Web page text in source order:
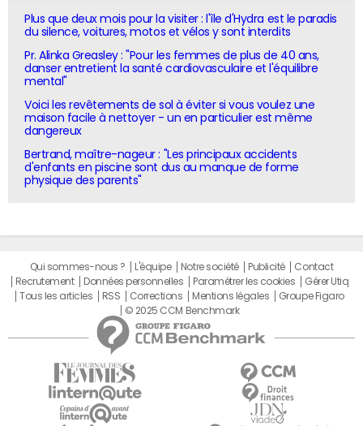
Plus que deux mois pour la visiter : l'île d'Hydra est le paradis
du silence, voitures, motos et vélos y sont interdits
Pr. Alinka Greasley : "Pour les femmes de plus de 40 ans,
danser entretient la santé cardiovasculaire et l'équilibre
mental"
Voici les revêtements de sol à éviter si vous voulez une
maison facile à nettoyer - un en particulier est même
dangereux
Bertrand, maître-nageur : "Les principaux accidents
d'enfants en piscine sont dus au manque de forme
physique des parents"
Qui sommes-nous ? L'équipe Notre société Publicité
Contact
Recrutement
Données personnelles Paramétrer les cookies
Gérer Utiq
Tous les articles
RSS Corrections Mentions légales
Groupe Figaro
© 2025 CCM Benchmark